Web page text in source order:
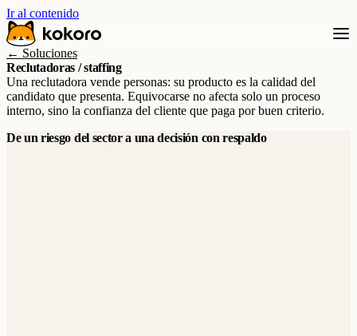
Ir al contenido
← Soluciones
Reclutadoras / staffing
Una reclutadora vende personas: su producto es la calidad del
candidato que presenta. Equivocarse no afecta solo un proceso
interno, sino la confianza del cliente que paga por buen criterio.
De un riesgo del sector a una decisión con respaldo